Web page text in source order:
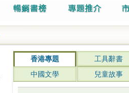
香港專題
工具辭書
中國文學
兒童故事